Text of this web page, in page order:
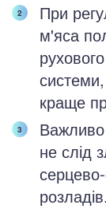
При
м'яса
системи,
краще
не слід
розладів.